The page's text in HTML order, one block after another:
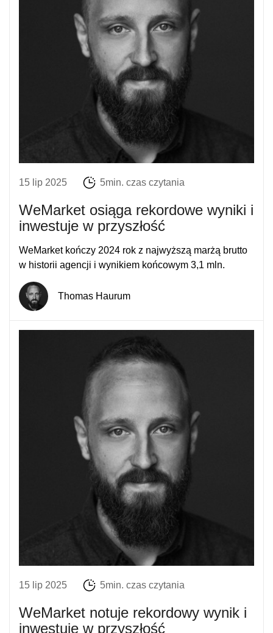
15 lip 2025 5min. czas czytania
WeMarket osiąga rekordowe wyniki i
inwestuje w przyszłość
WeMarket kończy 2024 rok z najwyższą marżą brutto
w historii agencji i wynikiem końcowym 3,1 mln.
Thomas Haurum
15 lip 2025 5min. czas czytania
WeMarket notuje rekordowy wynik i
inwestuje w przyszłość